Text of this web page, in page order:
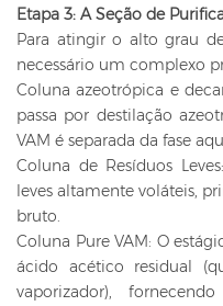
Etapa 3: A Seção de
Para atingir o alto grau
necessário um complexo
Coluna azeotrópica e
passa por destilação
VAM é separada da fase
Coluna de Resíduos
leves altamente voláteis,
bruto.
Coluna Pure VAM: O
ácido acético residual
vaporizador),